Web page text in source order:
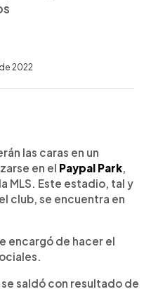
2022
las caras en un
en el Paypal Park,
MLS. Este estadio, tal y
club, se encuentra en
encargó de hacer el
saldó con resultado de